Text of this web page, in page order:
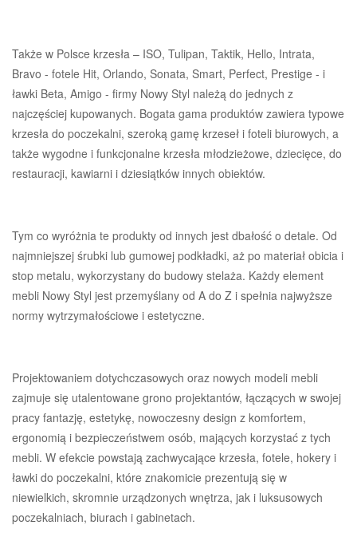
Także w Polsce krzesła – ISO, Tulipan, Taktik, Hello, Intrata,
Bravo - fotele Hit, Orlando, Sonata, Smart, Perfect, Prestige - i
ławki Beta, Amigo - firmy Nowy Styl należą do jednych z
najczęściej kupowanych. Bogata gama produktów zawiera typowe
krzesła do poczekalni, szeroką gamę krzeseł i foteli biurowych, a
także wygodne i funkcjonalne krzesła młodzieżowe, dziecięce, do
restauracji, kawiarni i dziesiątków innych obiektów.
Tym co wyróżnia te produkty od innych jest dbałość o detale. Od
najmniejszej śrubki lub gumowej podkładki, aż po materiał obicia i
stop metalu, wykorzystany do budowy stelaża. Każdy element
mebli Nowy Styl jest przemyślany od A do Z i spełnia najwyższe
normy wytrzymałościowe i estetyczne.
Projektowaniem dotychczasowych oraz nowych modeli mebli
zajmuje się utalentowane grono projektantów, łączących w swojej
pracy fantazję, estetykę, nowoczesny design z komfortem,
ergonomią i bezpieczeństwem osób, mających korzystać z tych
mebli. W efekcie powstają zachwycające krzesła, fotele, hokery i
ławki do poczekalni, które znakomicie prezentują się w
niewielkich, skromnie urządzonych wnętrza, jak i luksusowych
poczekalniach, biurach i gabinetach.